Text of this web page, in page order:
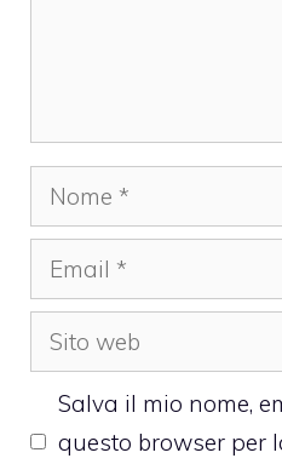
Nome
Email
Sito
web
Salva il mio nome,
questo browser per